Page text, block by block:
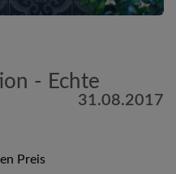
- Echte
31.08.2017
Preis